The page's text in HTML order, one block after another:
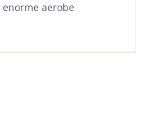
aerobe